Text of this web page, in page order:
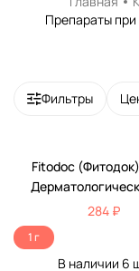
Препараты
Фильтры
Fitodoc
Мелких Пород284 ₽
1 г
В наличии 6